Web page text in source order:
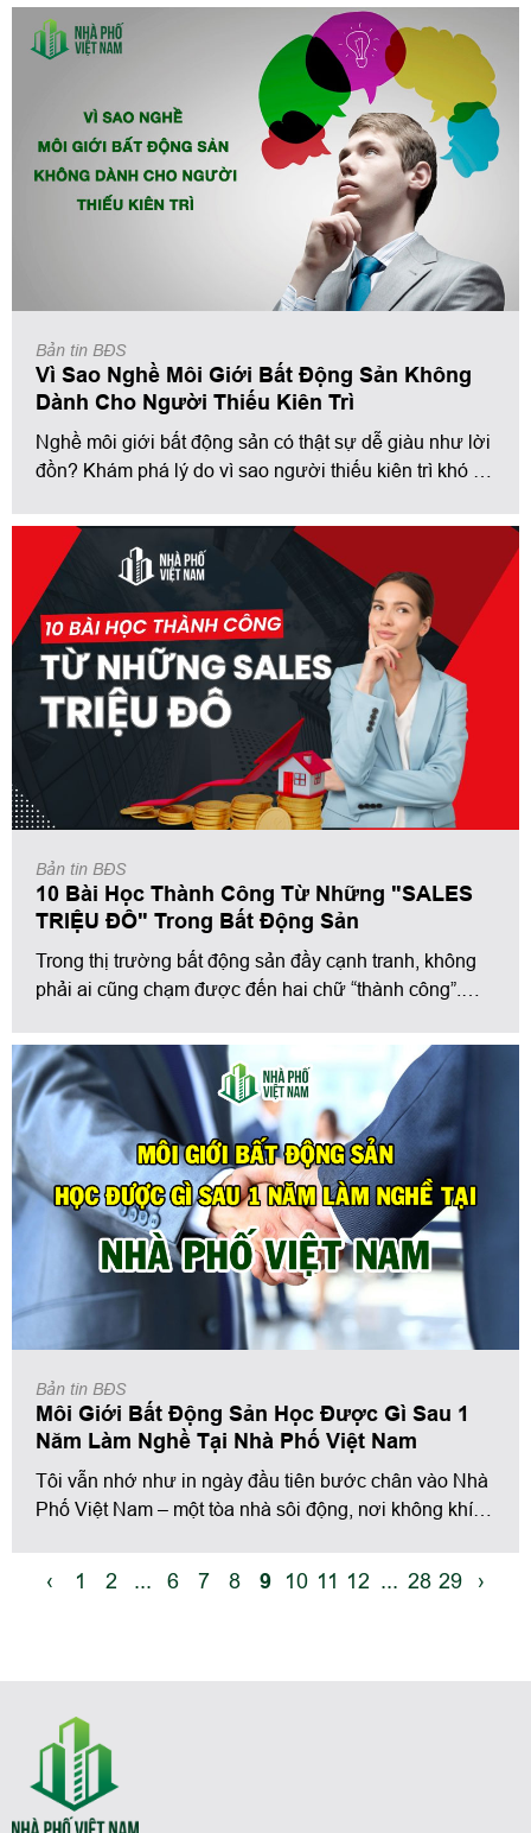
hàng nhớ đến và tin tưởng. Điều làm nên sự khác biệt
đó không chỉ là kỹ năng bán hàng, mà chính là
thương hiệu cá nhân
Bản tin BĐS
Vì Sao Nghề Môi Giới Bất Động Sản Không
Dành Cho Người Thiếu Kiên Trì
Nghề môi giới bất động sản có thật sự dễ giàu như lời
đồn? Khám phá lý do vì sao người thiếu kiên trì khó trụ
chinh phục thành công của các môi giới tại Tập Đoàn
Nhà Phố Việt Nam.
Bản tin BĐS
10 Bài Học Thành Công Từ Những "SALES
TRIỆU ĐÔ" Trong Bất Động Sản
Trong thị trường bất động sản đầy cạnh tranh, không
phải ai cũng chạm được đến hai chữ “thành công”.
“sales triệu đô” khiến cả giới phải ngưỡng mộ. Họ
không chỉ bán được hàng, mà còn xây dựng thương
hiệu cá nhân, kiến tạo mối quan hệ, và làm chủ cuộc
Bản tin BĐS
Môi Giới Bất Động Sản Học Được Gì Sau 1
Năm Làm Nghề Tại Nhà Phố Việt Nam
Tôi vẫn nhớ như in ngày đầu tiên bước chân vào Nhà
Phố Việt Nam – một tòa nhà sôi động, nơi không khí
lý sổ đỏ” hay “định giá bất động sản”.
‹ 1 2 ... 6 7 8 9 10 11 12 ... 28 29 ›